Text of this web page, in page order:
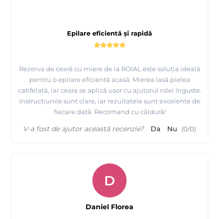
Epilare eficientă și rapidă
Rezerva de ceară cu miere de la ROIAL este soluția ideală
pentru o epilare eficientă acasă. Mierea lasă pielea
catifelată, iar ceara se aplică ușor cu ajutorul rolei înguste.
Instrucțiunile sunt clare, iar rezultatele sunt excelente de
fiecare dată. Recomand cu căldură!
V-a fost de ajutor această recenzie? Da Nu (0/0)
D
Daniel Florea